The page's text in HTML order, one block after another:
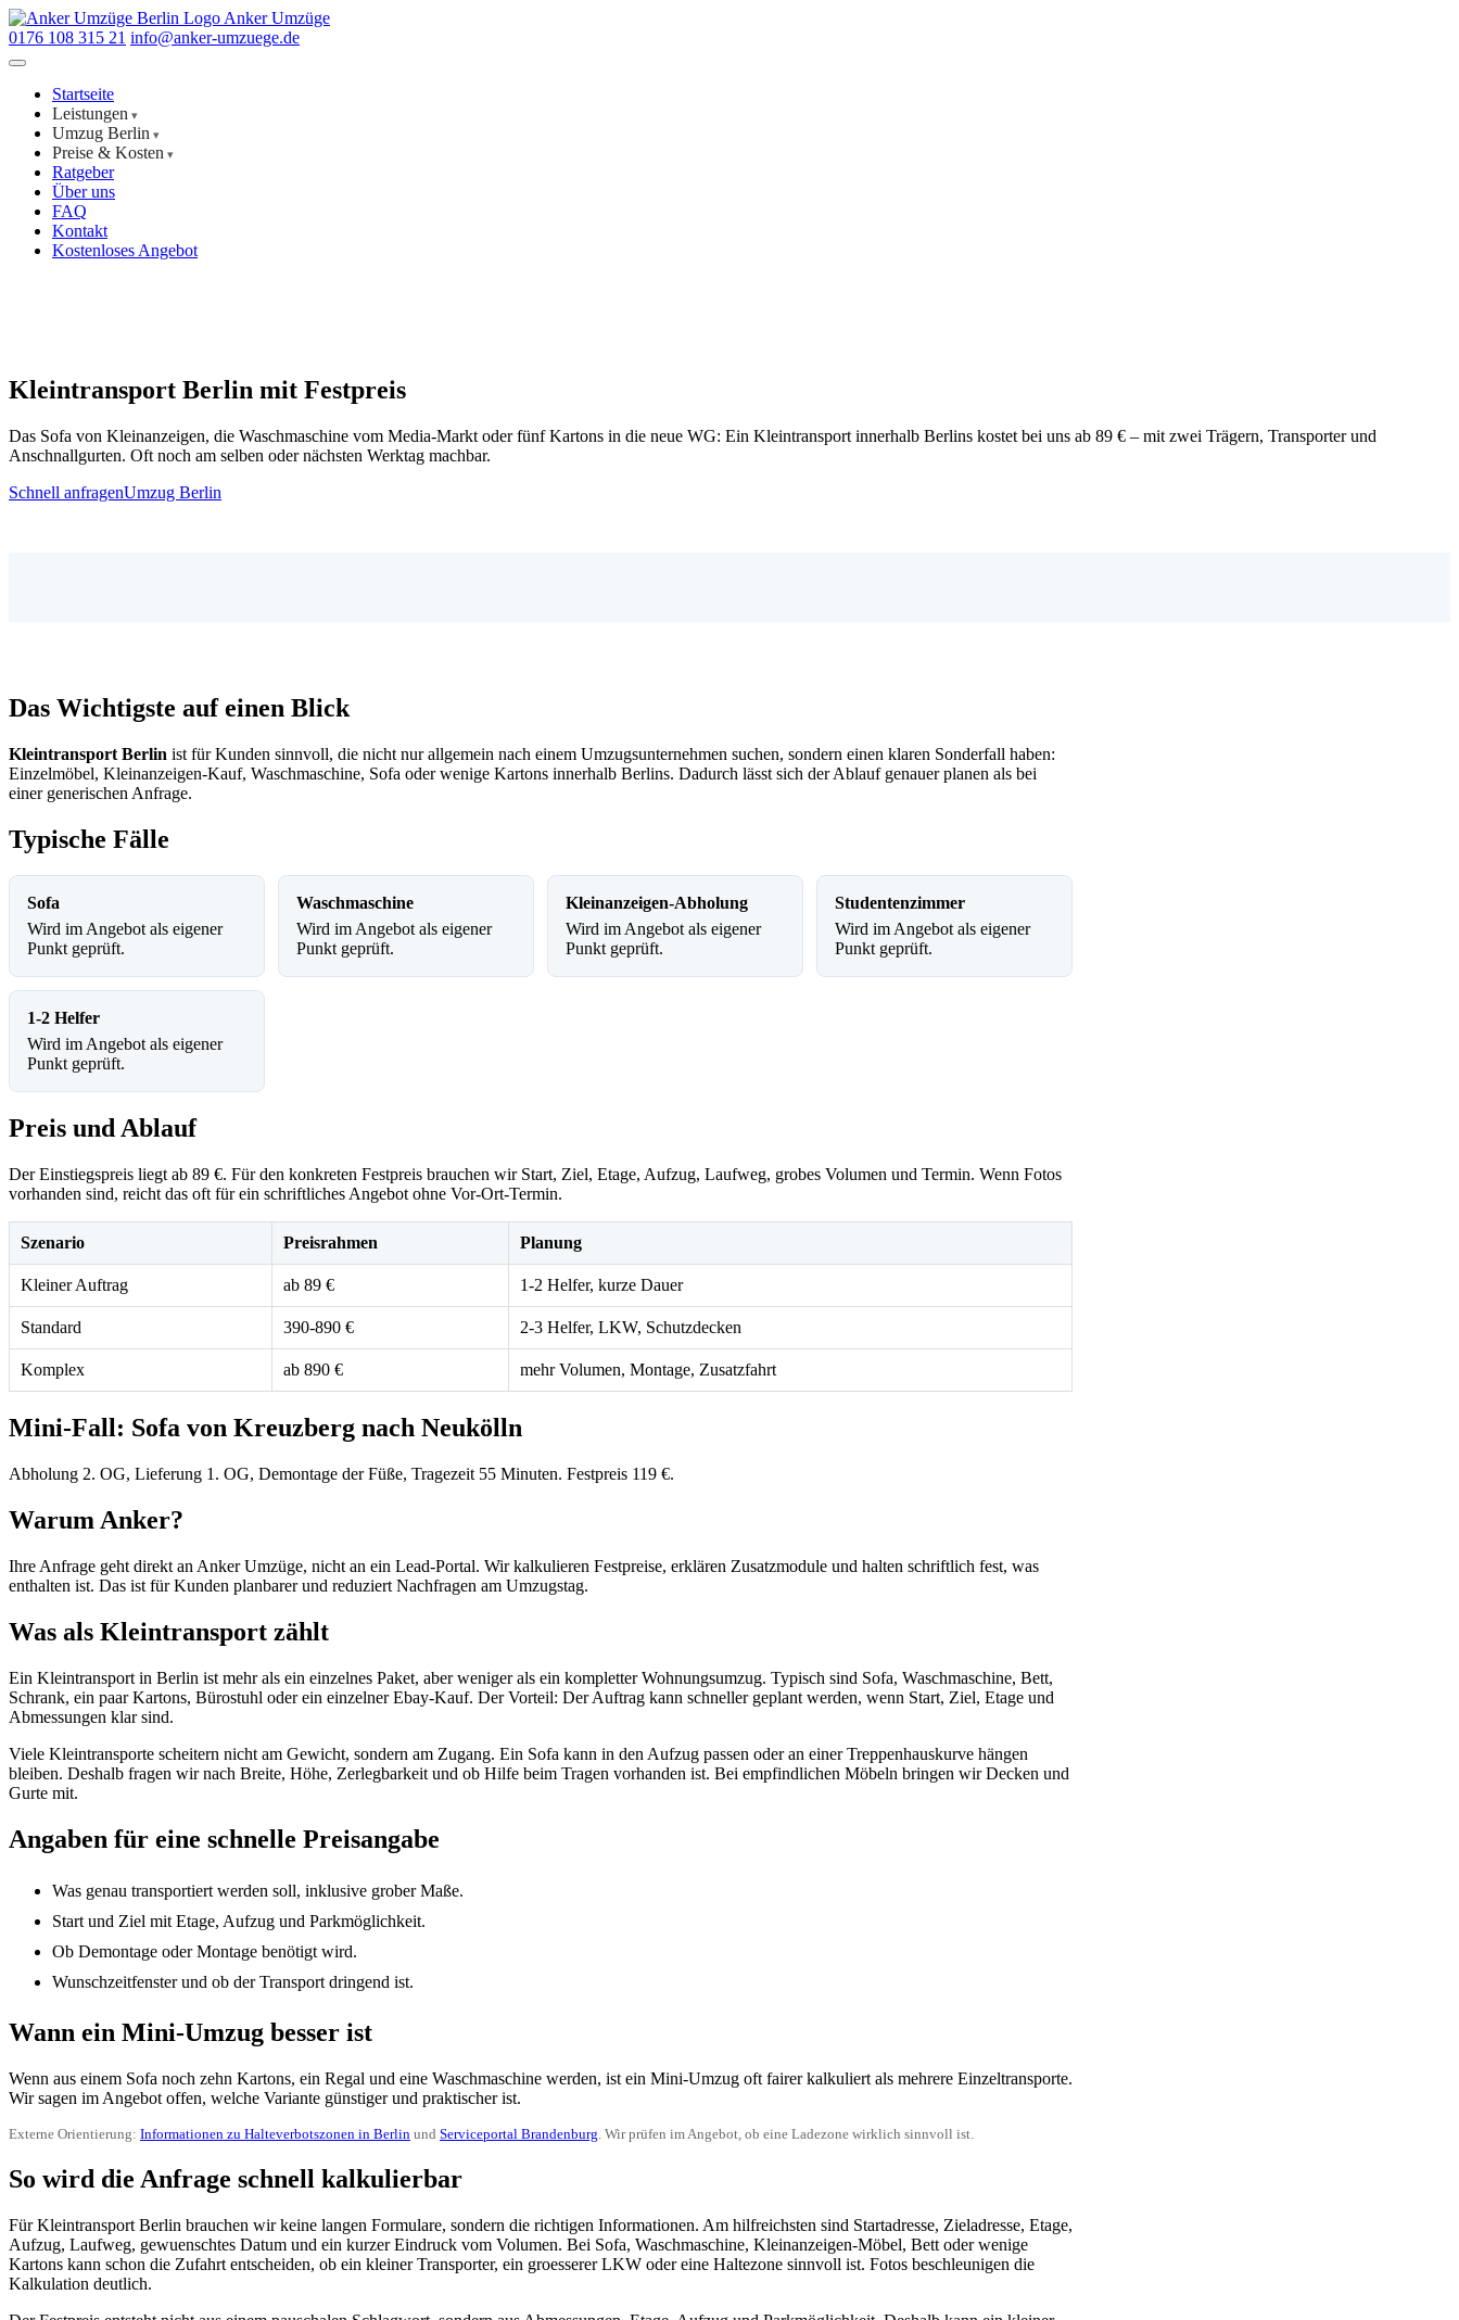
Anker Umzüge
0176 108 315 21 info@anker-umzuege.de
Startseite
Leistungen
Umzug Berlin
Preise & Kosten
Ratgeber
Über uns
FAQ
Kontakt
Kostenloses Angebot
Kleintransport Berlin mit Festpreis
Das Sofa von Kleinanzeigen, die Waschmaschine vom Media-Markt oder fünf Kartons in die neue WG: Ein Kleintransport innerhalb Berlins kostet bei uns ab 89 € – mit zwei Trägern, Transporter und
Anschnallgurten. Oft noch am selben oder nächsten Werktag machbar.
Schnell anfragenUmzug Berlin
Das Wichtigste auf einen Blick
Kleintransport Berlin ist für Kunden sinnvoll, die nicht nur allgemein nach einem Umzugsunternehmen suchen, sondern einen klaren Sonderfall haben:
Einzelmöbel, Kleinanzeigen-Kauf, Waschmaschine, Sofa oder wenige Kartons innerhalb Berlins. Dadurch lässt sich der Ablauf genauer planen als bei
einer generischen Anfrage.
Typische Fälle
Sofa
Wird im Angebot als eigener
Punkt geprüft.
Waschmaschine
Wird im Angebot als eigener
Punkt geprüft.
Kleinanzeigen-Abholung
Wird im Angebot als eigener
Punkt geprüft.
Studentenzimmer
Wird im Angebot als eigener
Punkt geprüft.
1-2 Helfer
Wird im Angebot als eigener
Punkt geprüft.
Preis und Ablauf
Der Einstiegspreis liegt ab 89 €. Für den konkreten Festpreis brauchen wir Start, Ziel, Etage, Aufzug, Laufweg, grobes Volumen und Termin. Wenn Fotos
vorhanden sind, reicht das oft für ein schriftliches Angebot ohne Vor-Ort-Termin.
Szenario Preisrahmen Planung
Kleiner Auftrag ab 89 € 1-2 Helfer, kurze Dauer
Standard 390-890 € 2-3 Helfer, LKW, Schutzdecken
Komplex ab 890 € mehr Volumen, Montage, Zusatzfahrt
Mini-Fall: Sofa von Kreuzberg nach Neukölln
Abholung 2. OG, Lieferung 1. OG, Demontage der Füße, Tragezeit 55 Minuten. Festpreis 119 €.
Warum Anker?
Ihre Anfrage geht direkt an Anker Umzüge, nicht an ein Lead-Portal. Wir kalkulieren Festpreise, erklären Zusatzmodule und halten schriftlich fest, was
enthalten ist. Das ist für Kunden planbarer und reduziert Nachfragen am Umzugstag.
Was als Kleintransport zählt
Ein Kleintransport in Berlin ist mehr als ein einzelnes Paket, aber weniger als ein kompletter Wohnungsumzug. Typisch sind Sofa, Waschmaschine, Bett,
Schrank, ein paar Kartons, Bürostuhl oder ein einzelner Ebay-Kauf. Der Vorteil: Der Auftrag kann schneller geplant werden, wenn Start, Ziel, Etage und
Abmessungen klar sind.
Viele Kleintransporte scheitern nicht am Gewicht, sondern am Zugang. Ein Sofa kann in den Aufzug passen oder an einer Treppenhauskurve hängen
bleiben. Deshalb fragen wir nach Breite, Höhe, Zerlegbarkeit und ob Hilfe beim Tragen vorhanden ist. Bei empfindlichen Möbeln bringen wir Decken und
Gurte mit.
Angaben für eine schnelle Preisangabe
Was genau transportiert werden soll, inklusive grober Maße.
Start und Ziel mit Etage, Aufzug und Parkmöglichkeit.
Ob Demontage oder Montage benötigt wird.
Wunschzeitfenster und ob der Transport dringend ist.
Wann ein Mini-Umzug besser ist
Wenn aus einem Sofa noch zehn Kartons, ein Regal und eine Waschmaschine werden, ist ein Mini-Umzug oft fairer kalkuliert als mehrere Einzeltransporte.
Wir sagen im Angebot offen, welche Variante günstiger und praktischer ist.
Externe Orientierung: Informationen zu Halteverbotszonen in Berlin und Serviceportal Brandenburg. Wir prüfen im Angebot, ob eine Ladezone wirklich sinnvoll ist.
So wird die Anfrage schnell kalkulierbar
Für Kleintransport Berlin brauchen wir keine langen Formulare, sondern die richtigen Informationen. Am hilfreichsten sind Startadresse, Zieladresse, Etage,
Aufzug, Laufweg, gewuenschtes Datum und ein kurzer Eindruck vom Volumen. Bei Sofa, Waschmaschine, Kleinanzeigen-Möbel, Bett oder wenige
Kartons kann schon die Zufahrt entscheiden, ob ein kleiner Transporter, ein groesserer LKW oder eine Haltezone sinnvoll ist. Fotos beschleunigen die
Kalkulation deutlich.